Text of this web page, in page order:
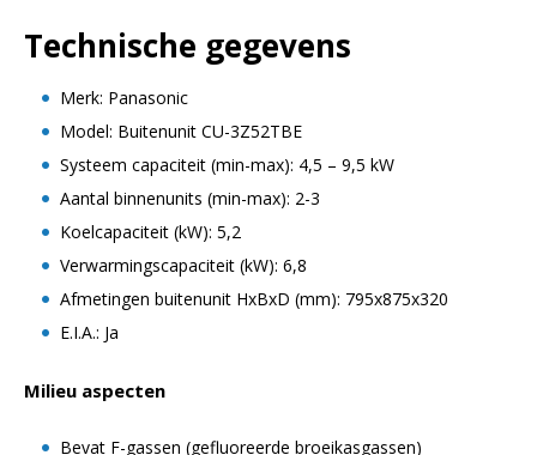
Technische gegevens
Merk: Panasonic
Model: Buitenunit CU-3Z52TBE
Systeem capaciteit (min-max): 4,5 – 9,5 kW
Aantal binnenunits (min-max): 2-3
Koelcapaciteit (kW): 5,2
Verwarmingscapaciteit (kW): 6,8
Afmetingen buitenunit HxBxD (mm): 795x875x320
E.I.A.: Ja
Milieu aspecten
Bevat F-gassen (gefluoreerde broeikasgassen)